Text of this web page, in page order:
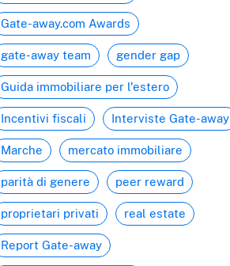
Gate-away.com Awards
gate-away team gender gap
Guida immobiliare per l'estero
Incentivi fiscali Interviste Gate-away
Marche mercato immobiliare
parità di genere peer reward
proprietari privati real estate
Report Gate-away